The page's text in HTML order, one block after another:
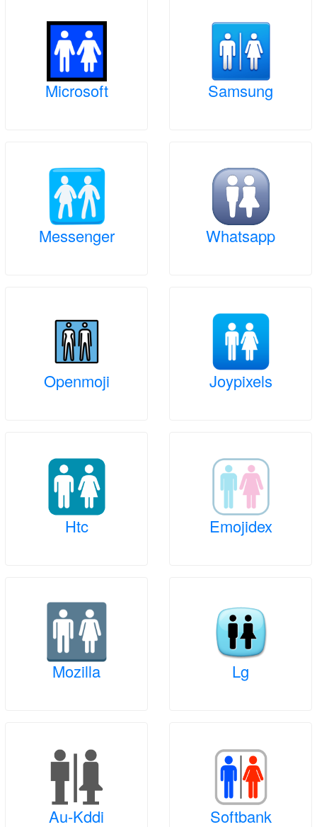
Samsung
Microsoft
Whatsapp
Messenger
Joypixels
Openmoji
Emojidex
Htc
Lg
Mozilla
Softbank
Au-Kddi